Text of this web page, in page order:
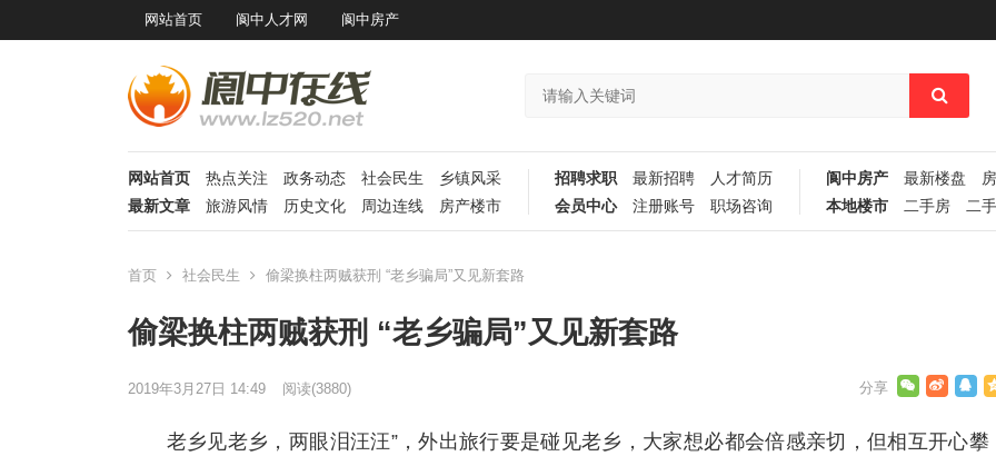
网站首页 阆中人才网 阆中房产
网站首页 热点关注 政务动态 社会民生
乡镇风采
最新文章
旅游风情 历史文化 周边连线 房产楼市
招聘求职 最新招聘
人才简历
会员中心
注册账号 职场咨询
阆中房产 最新楼盘
本地楼市
二手房 二
首页 社会民生 偷梁换柱两贼获刑 “老乡骗局”又见新套路
偷梁换柱两贼获刑 “老乡骗局”又见新套路
2019年3月27日 14:49 阅读(3880)
老乡见老乡，两眼泪汪汪”，外出旅行要是碰见老乡，大家想必都会倍感亲切，但相互开心攀